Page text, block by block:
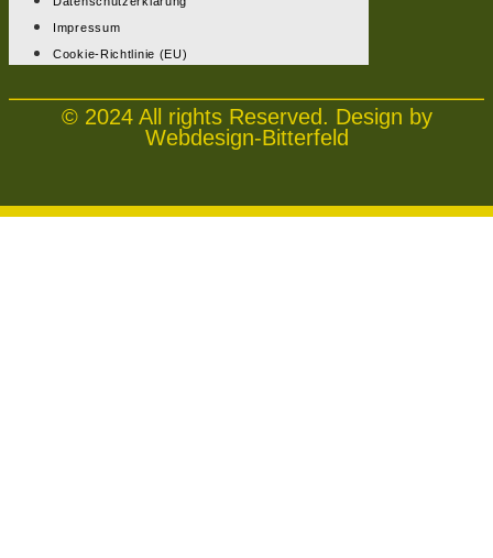
Impressum
Cookie-Richtlinie (EU)
© 2024 All rights Reserved. Design by
Webdesign-Bitterfeld